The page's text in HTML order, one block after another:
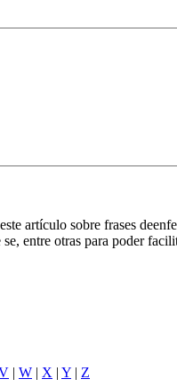
artículo sobre frases
entre otras para poder
| W | X | Y | Z